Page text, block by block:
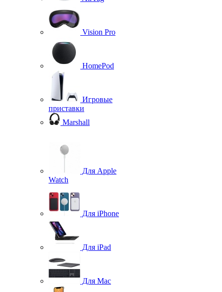
Vision Pro
HomePod
Игровые
приставки
Marshall
Для Apple
Watch
Для iPhone
Для iPad
Для Mac